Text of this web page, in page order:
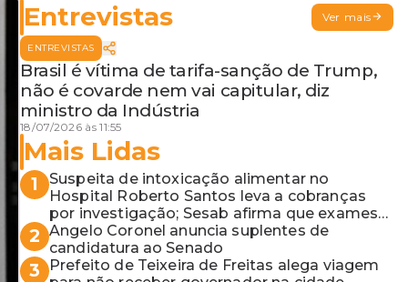
Entrevistas Ver mais
ENTREVISTAS
Brasil é vítima de tarifa-sanção de Trump,
não é covarde nem vai capitular, diz
ministro da Indústria
18/07/2026 às 11:55
Mais Lidas
1
Suspeita de intoxicação alimentar no
Hospital Roberto Santos leva a cobranças
por investigação; Sesab afirma que exames
não apontaram contaminação
2 Angelo Coronel anuncia suplentes de
candidatura ao Senado
3
Prefeito de Teixeira de Freitas alega viagem